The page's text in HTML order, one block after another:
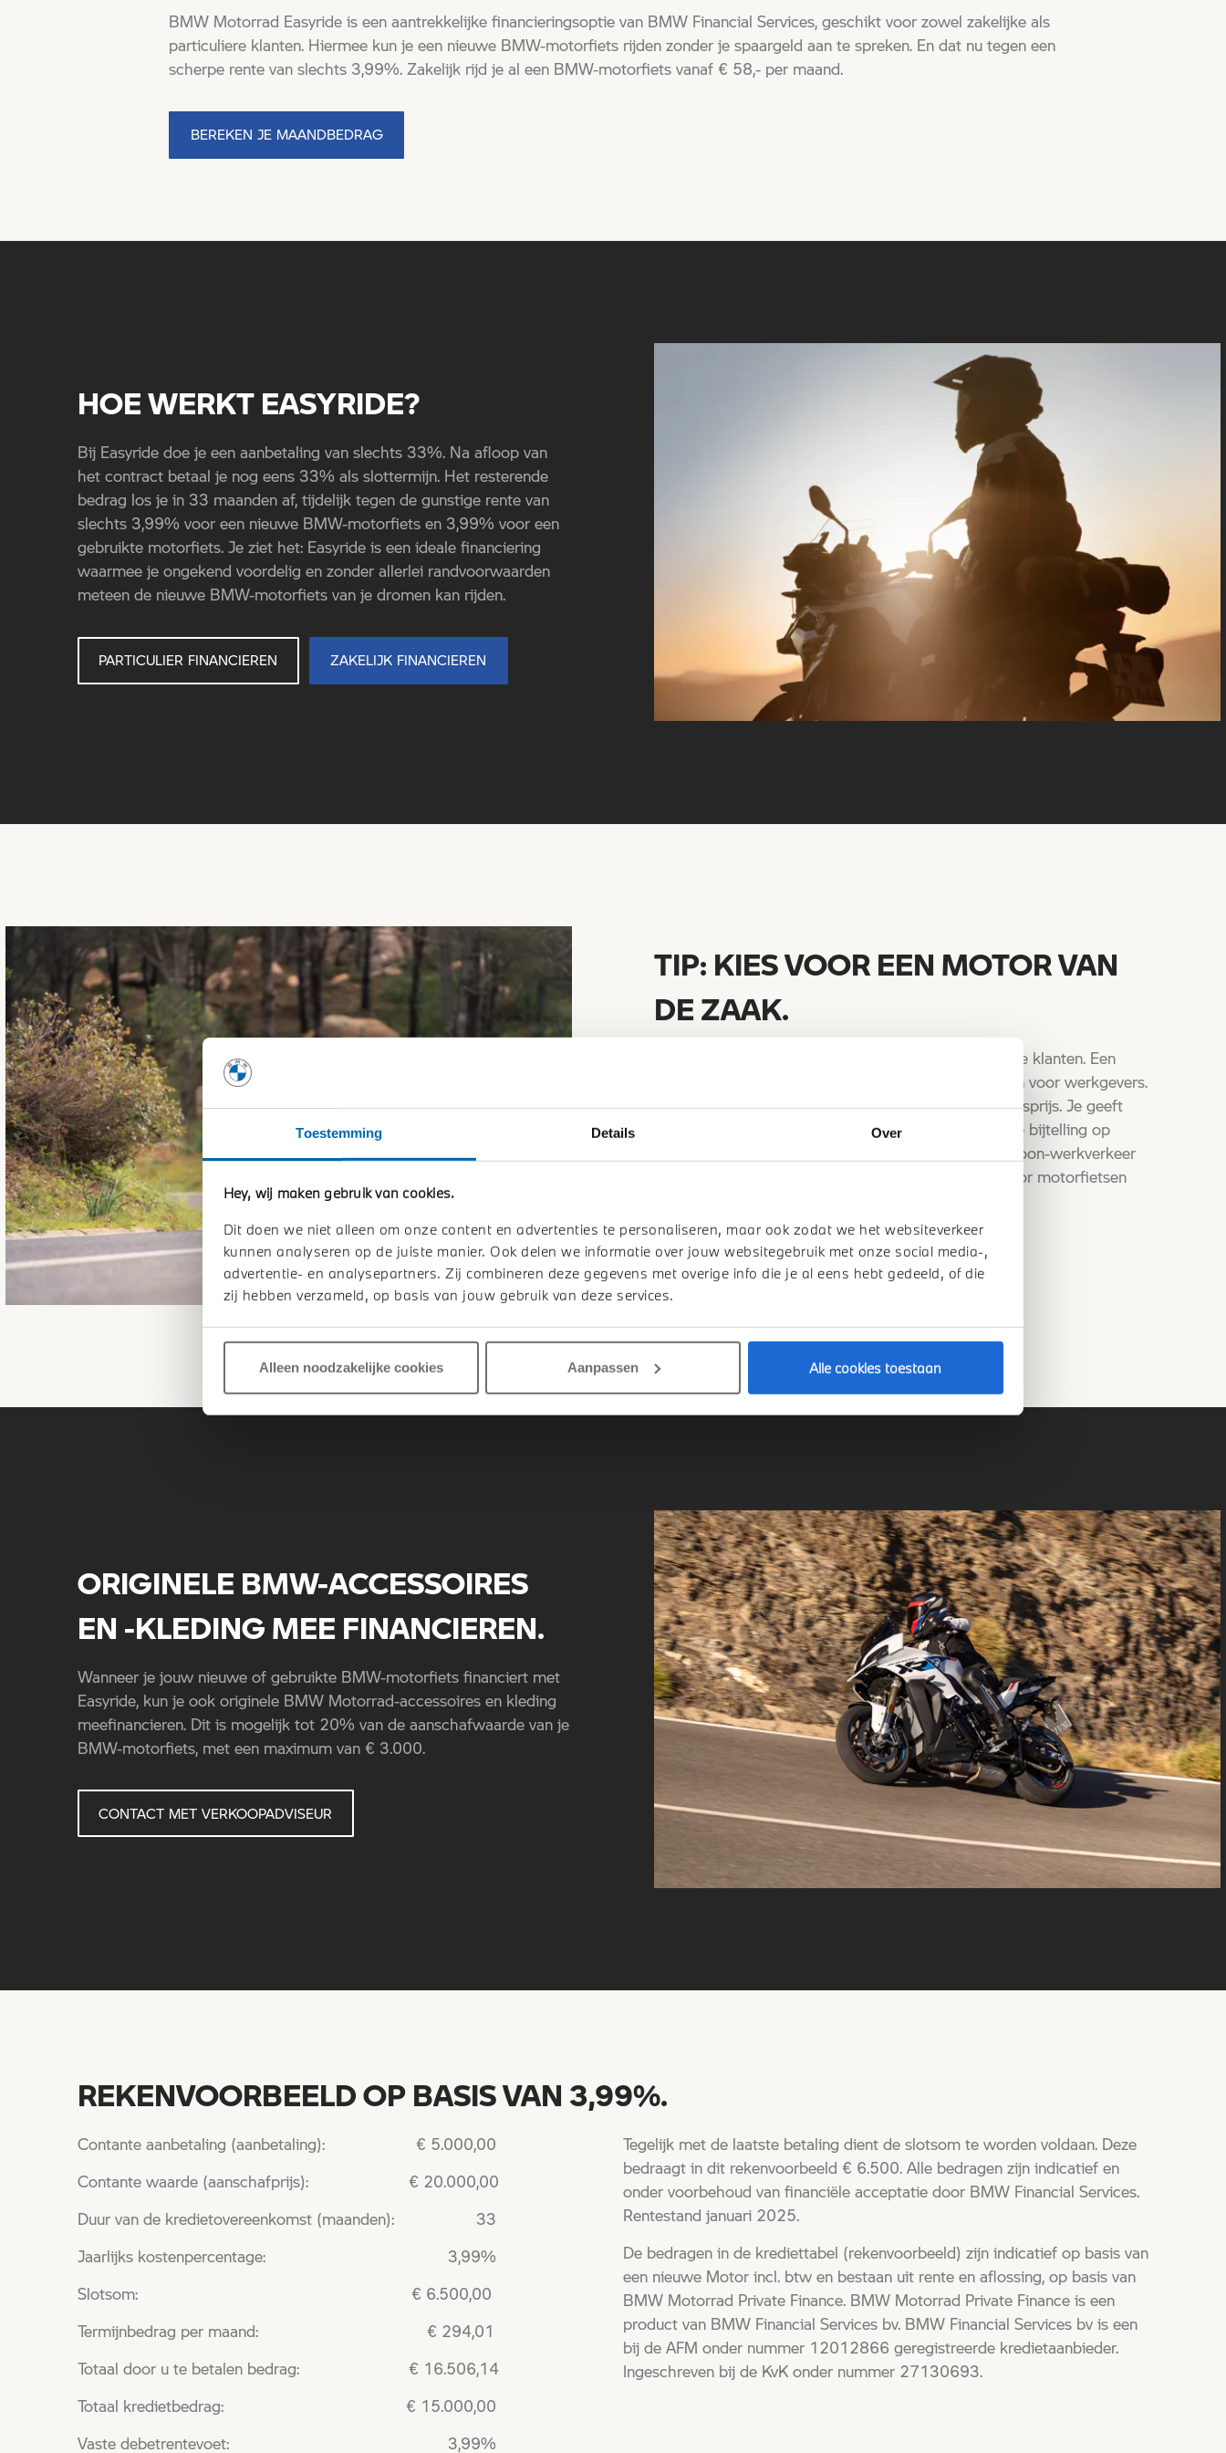
Toestemming Details Over
Hey, wij maken gebruik van cookies.
Dit doen we niet alleen om onze content en advertenties te personaliseren, maar ook zodat we het websiteverkeer
kunnen analyseren op de juiste manier. Ook delen we informatie over jouw websitegebruik met onze social media-,
advertentie- en analysepartners. Zij combineren deze gegevens met overige info die je al eens hebt gedeeld, of die
zij hebben verzameld, op basis van jouw gebruik van deze services.
Alleen noodzakelijke cookies Aanpassen Alle cookies toestaan
BMW Motorrad Easyride is een aantrekkelijke financieringsoptie van BMW Financial Services, geschikt voor zowel zakelijke als
particuliere klanten. Hiermee kun je een nieuwe BMW-motorfiets rijden zonder je spaargeld aan te spreken. En dat nu tegen een
scherpe rente van slechts 3,99%. Zakelijk rijd je al een BMW-motorfiets vanaf € 58,- per maand.
BEREKEN JE MAANDBEDRAG
HOE WERKT EASYRIDE?
Bij Easyride doe je een aanbetaling van slechts 33%. Na afloop van
het contract betaal je nog eens 33% als slottermijn. Het resterende
bedrag los je in 33 maanden af, tijdelijk tegen de gunstige rente van
slechts 3,99% voor een nieuwe BMW-motorfiets en 3,99% voor een
gebruikte motorfiets. Je ziet het: Easyride is een ideale financiering
waarmee je ongekend voordelig en zonder allerlei randvoorwaarden
meteen de nieuwe BMW-motorfiets van je dromen kan rijden.
PARTICULIER FINANCIEREN ZAKELIJK FINANCIEREN
TIP: KIES VOOR EEN MOTOR VAN
DE ZAAK.
Easyride is ook een aantrekkelijke optie voor zakelijke klanten. Een
zakelijke motor biedt namelijk interessante voordelen voor werkgevers.
Zo hoef je geen bijtelling te betalen over de catalogusprijs. Je geeft
alleen de privé gereden kilometers op en berekent de bijtelling op
basis van de werkelijke kilometerkostprijs. Omdat woon-werkverkeer
als zakelijk verkeer wordt gezien, valt de bijtelling voor motorfietsen
CONTACT MET VERKOOPADVISEUR
ORIGINELE BMW-ACCESSOIRES
EN -KLEDING MEE FINANCIEREN.
Wanneer je jouw nieuwe of gebruikte BMW-motorfiets financiert met
Easyride, kun je ook originele BMW Motorrad-accessoires en kleding
meefinancieren. Dit is mogelijk tot 20% van de aanschafwaarde van je
BMW-motorfiets, met een maximum van € 3.000.
CONTACT MET VERKOOPADVISEUR
REKENVOORBEELD OP BASIS VAN 3,99%.
Contante aanbetaling (aanbetaling): € 5.000,00
Contante waarde (aanschafprijs): € 20.000,00
Duur van de kredietovereenkomst (maanden): 33
Jaarlijks kostenpercentage: 3,99%
Slotsom: € 6.500,00
Termijnbedrag per maand: € 294,01
Totaal door u te betalen bedrag: € 16.506,14
Totaal kredietbedrag: € 15.000,00
Vaste debetrentevoet: 3,99%
Tegelijk met de laatste betaling dient de slotsom te worden voldaan. Deze
bedraagt in dit rekenvoorbeeld € 6.500. Alle bedragen zijn indicatief en
onder voorbehoud van financiële acceptatie door BMW Financial Services.
Rentestand januari 2025.
De bedragen in de krediettabel (rekenvoorbeeld) zijn indicatief op basis van
een nieuwe Motor incl. btw en bestaan uit rente en aflossing, op basis van
BMW Motorrad Private Finance. BMW Motorrad Private Finance is een
product van BMW Financial Services bv. BMW Financial Services bv is een
bij de AFM onder nummer 12012866 geregistreerde kredietaanbieder.
Ingeschreven bij de KvK onder nummer 27130693.